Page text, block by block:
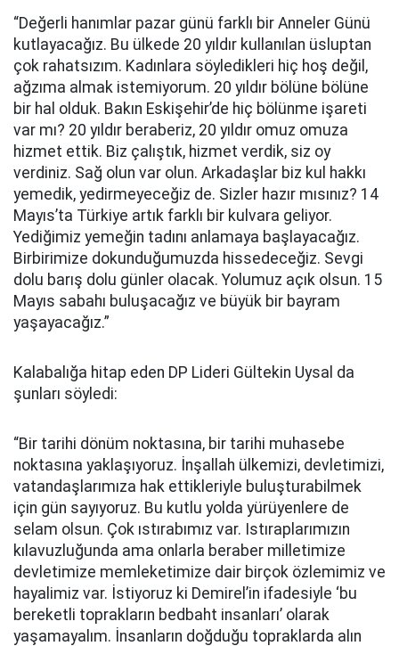
“Değerli hanımlar pazar günü farklı bir Anneler Günü
kutlayacağız. Bu ülkede 20 yıldır kullanılan üsluptan
çok rahatsızım. Kadınlara söyledikleri hiç hoş değil,
ağzıma almak istemiyorum. 20 yıldır bölüne bölüne
bir hal olduk. Bakın Eskişehir’de hiç bölünme işareti
var mı? 20 yıldır beraberiz, 20 yıldır omuz omuza
hizmet ettik. Biz çalıştık, hizmet verdik, siz oy
verdiniz. Sağ olun var olun. Arkadaşlar biz kul hakkı
yemedik, yedirmeyeceğiz de. Sizler hazır mısınız? 14
Mayıs’ta Türkiye artık farklı bir kulvara geliyor.
Yediğimiz yemeğin tadını anlamaya başlayacağız.
Birbirimize dokunduğumuzda hissedeceğiz. Sevgi
dolu barış dolu günler olacak. Yolumuz açık olsun. 15
Mayıs sabahı buluşacağız ve büyük bir bayram
yaşayacağız.”
Kalabalığa hitap eden DP Lideri Gültekin Uysal da
şunları söyledi:
“Bir tarihi dönüm noktasına, bir tarihi muhasebe
noktasına yaklaşıyoruz. İnşallah ülkemizi, devletimizi,
vatandaşlarımıza hak ettikleriyle buluşturabilmek
için gün sayıyoruz. Bu kutlu yolda yürüyenlere de
selam olsun. Çok ıstırabımız var. Istıraplarımızın
kılavuzluğunda ama onlarla beraber milletimize
devletimize memleketimize dair birçok özlemimiz ve
hayalimiz var. İstiyoruz ki Demirel’in ifadesiyle ‘bu
bereketli toprakların bedbaht insanları’ olarak
yaşamayalım. İnsanların doğduğu topraklarda alın